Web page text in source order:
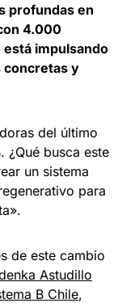
profundas en
4.000
está impulsando
concretas y
del último
¿Qué busca este
un sistema
para
de este cambio
Astudillo
B Chile,